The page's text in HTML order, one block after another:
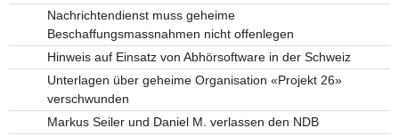
Nachrichtendienst muss geheime
Beschaffungsmassnahmen nicht offenlegen
Hinweis auf Einsatz von Abhörsoftware in der Schweiz
Unterlagen über geheime Organisation «Projekt 26»
verschwunden
Markus Seiler und Daniel M. verlassen den NDB